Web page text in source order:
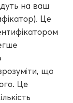
на ваш
Це
що
Це